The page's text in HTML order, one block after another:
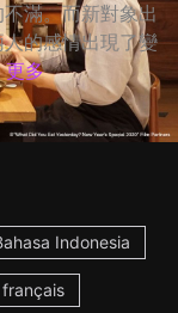
滿。而新對象出
的感情出現了變
更多
Indonesia
français